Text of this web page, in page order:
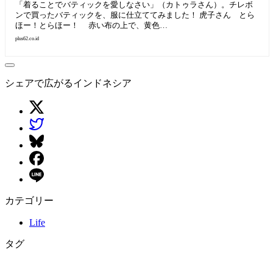
「着ることでバティックを愛しなさい」（カトゥラさん）。チレボ
ンで買ったバティックを、服に仕立ててみました！ 虎子さん とら
ほー！とらほー！ 赤い布の上で、黄色…
plus62.co.id
シェアで広がるインドネシア
カテゴリー
Life
タグ